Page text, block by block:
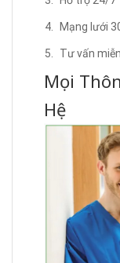
Mạng lưới
Tư vấn
Mọi
Hệ